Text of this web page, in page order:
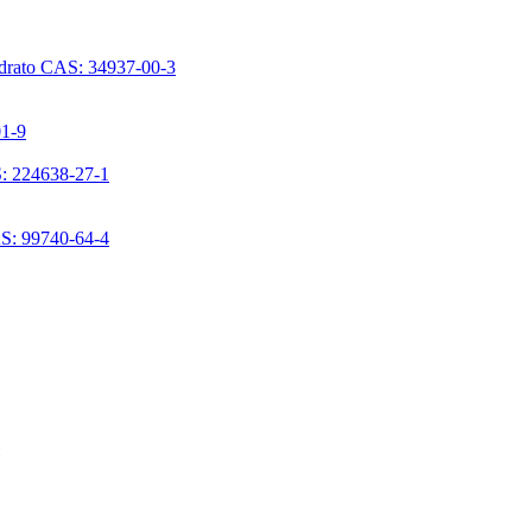
CAS: 34937-00-3
9
224638-27-1
99740-64-4